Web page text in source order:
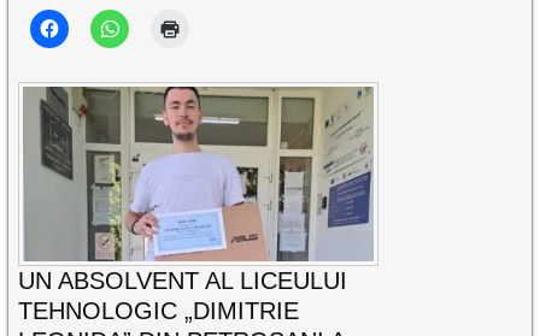
UN ABSOLVENT AL LICEULUI
TEHNOLOGIC „DIMITRIE